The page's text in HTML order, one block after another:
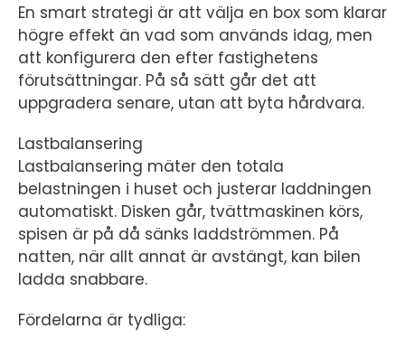
En smart strategi är att välja en box som klarar
högre effekt än vad som används idag, men
att konfigurera den efter fastighetens
förutsättningar. På så sätt går det att
uppgradera senare, utan att byta hårdvara.
Lastbalansering
Lastbalansering mäter den totala
belastningen i huset och justerar laddningen
automatiskt. Disken går, tvättmaskinen körs,
spisen är på då sänks laddströmmen. På
natten, när allt annat är avstängt, kan bilen
ladda snabbare.
Fördelarna är tydliga: